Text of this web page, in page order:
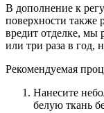
В дополнение к
поверхности также
вредит отделке, мы
или три раза в год,
Рекомендуемая
Нанесите
белую ткань